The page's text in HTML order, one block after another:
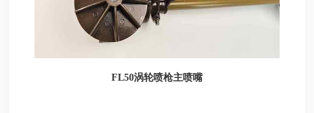
FL50涡轮喷枪主喷嘴